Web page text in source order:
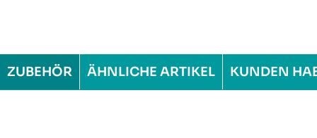
ZUBEHÖR ÄHNLICHE ARTIKEL KUNDEN